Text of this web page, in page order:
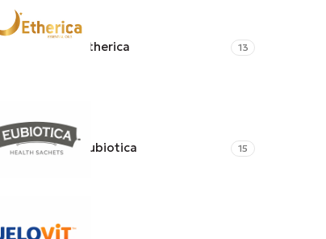
Etherica 13
Eubiotica 15